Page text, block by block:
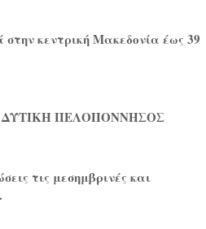
κεντρική Μακεδονία έως 39
ΔΥΤΙΚΗ ΠΕΛΟΠΟΝΝΗΣΟΣ
τις μεσημβρινές και